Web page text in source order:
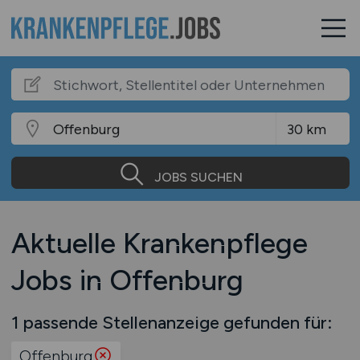
JOBS SUCHEN
Aktuelle Krankenpflege
Jobs in Offenburg
1 passende Stellenanzeige gefunden für:
Offenburg